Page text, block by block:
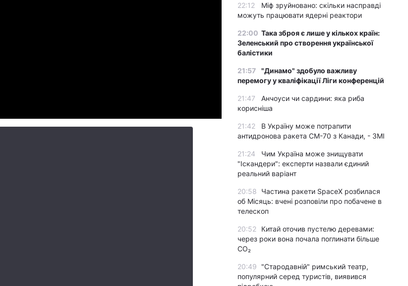
22:12
Міф зруйновано: скільки насправді
можуть працювати ядерні реактори
22:00 Така зброя є лише у кількох країн:
Зеленський про створення української
балістики
21:57
"Динамо" здобуло важливу
перемогу у кваліфікації Ліги конференцій
21:47
Анчоуси чи сардини: яка риба
корисніша
21:42
В Україну може потрапити
антидронова ракета CM-70 з Канади, - ЗМІ
21:24
Чим Україна може знищувати
"Іскандери": експерти назвали єдиний
реальний варіант
20:58
Частина ракети SpaceX розбилася
об Місяць: вчені розповіли про побачене в
телескоп
20:52
Китай оточив пустелю деревами:
через роки вона почала поглинати більше
CO₂
20:49
"Стародавній" римський театр,
популярний серед туристів, виявився